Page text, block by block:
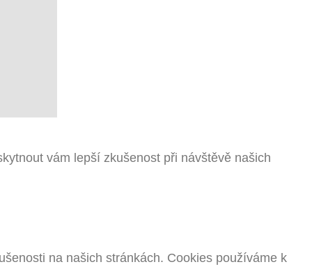
vám lepší zkušenost při návštěvě našich
na našich stránkách. Cookies používáme k